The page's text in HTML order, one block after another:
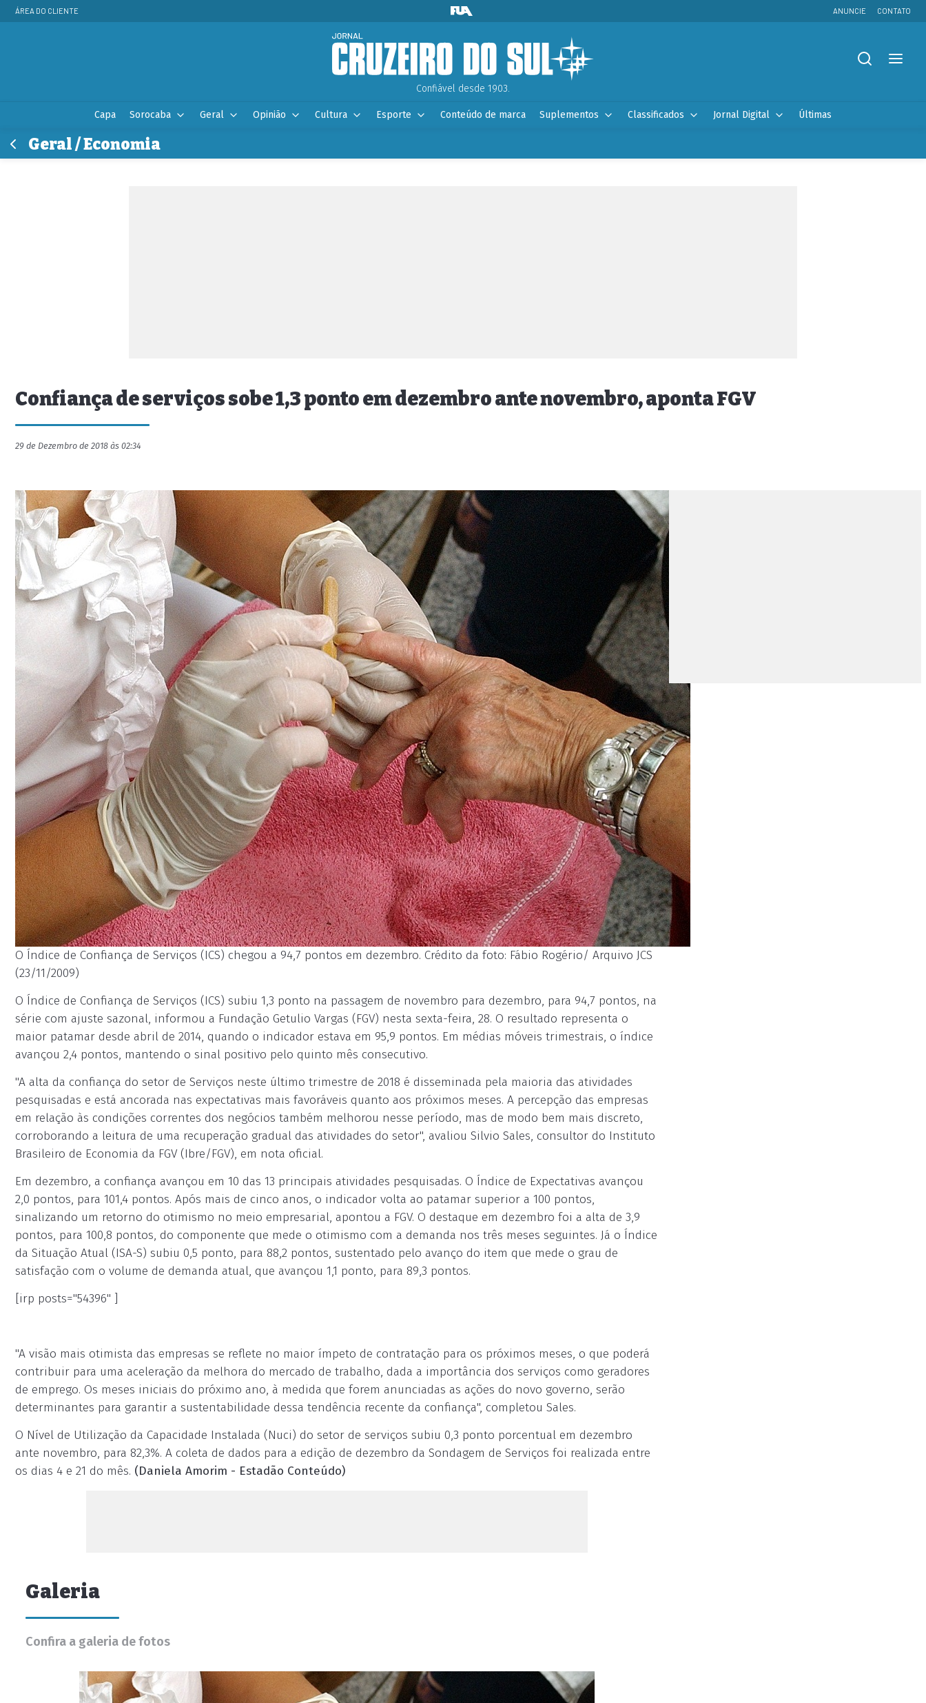
ÁREA DO CLIENTE ANUNCIE CONTATO
Confiável desde 1903.
Capa Sorocaba Geral Opinião Cultura Esporte Conteúdo de marca Suplementos Classificados Jornal Digital Últimas
Geral / Economia
Confiança de serviços sobe 1,3 ponto em dezembro ante novembro, aponta FGV
29 de Dezembro de 2018 às 02:34
O Índice de Confiança de Serviços (ICS) chegou a 94,7 pontos em dezembro. Crédito da foto: Fábio Rogério/ Arquivo JCS
(23/11/2009)
O Índice de Confiança de Serviços (ICS) subiu 1,3 ponto na passagem de novembro para dezembro, para 94,7 pontos, na
série com ajuste sazonal, informou a Fundação Getulio Vargas (FGV) nesta sexta-feira, 28. O resultado representa o
maior patamar desde abril de 2014, quando o indicador estava em 95,9 pontos. Em médias móveis trimestrais, o índice
avançou 2,4 pontos, mantendo o sinal positivo pelo quinto mês consecutivo.
"A alta da confiança do setor de Serviços neste último trimestre de 2018 é disseminada pela maioria das atividades
pesquisadas e está ancorada nas expectativas mais favoráveis quanto aos próximos meses. A percepção das empresas
em relação às condições correntes dos negócios também melhorou nesse período, mas de modo bem mais discreto,
corroborando a leitura de uma recuperação gradual das atividades do setor", avaliou Silvio Sales, consultor do Instituto
Brasileiro de Economia da FGV (Ibre/FGV), em nota oficial.
Em dezembro, a confiança avançou em 10 das 13 principais atividades pesquisadas. O Índice de Expectativas avançou
2,0 pontos, para 101,4 pontos. Após mais de cinco anos, o indicador volta ao patamar superior a 100 pontos,
sinalizando um retorno do otimismo no meio empresarial, apontou a FGV. O destaque em dezembro foi a alta de 3,9
pontos, para 100,8 pontos, do componente que mede o otimismo com a demanda nos três meses seguintes. Já o Índice
da Situação Atual (ISA-S) subiu 0,5 ponto, para 88,2 pontos, sustentado pelo avanço do item que mede o grau de
satisfação com o volume de demanda atual, que avançou 1,1 ponto, para 89,3 pontos.
[irp posts="54396" ]
"A visão mais otimista das empresas se reflete no maior ímpeto de contratação para os próximos meses, o que poderá
contribuir para uma aceleração da melhora do mercado de trabalho, dada a importância dos serviços como geradores
de emprego. Os meses iniciais do próximo ano, à medida que forem anunciadas as ações do novo governo, serão
determinantes para garantir a sustentabilidade dessa tendência recente da confiança", completou Sales.
O Nível de Utilização da Capacidade Instalada (Nuci) do setor de serviços subiu 0,3 ponto porcentual em dezembro
ante novembro, para 82,3%. A coleta de dados para a edição de dezembro da Sondagem de Serviços foi realizada entre
os dias 4 e 21 do mês. (Daniela Amorim - Estadão Conteúdo)
Galeria
Confira a galeria de fotos